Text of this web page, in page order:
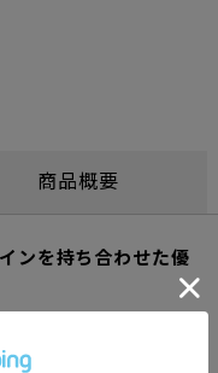
商品概要
ンを持ち合わせた優
ないデザインで、ちょ